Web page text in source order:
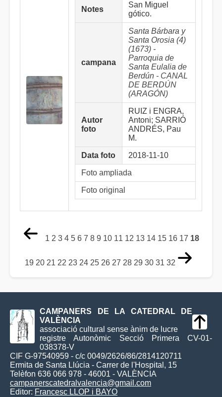
Notes
San Miguel
gótico.
campana
Santa Bárbara y
Santa Orosia (4)
(1673) -
Parroquia de
Santa Eulalia de
Berdún - CANAL
DE BERDÚN
(ARAGÓN)
Autor
foto
RUIZ i ENGRA,
Antoni; SARRIÓ
ANDRÉS, Pau
M.
Data foto 2018-11-10
Foto ampliada
Foto original
1 2 3 4 5 6 7 8 9 10 11 12 13 14 15 16 17 18
19 20 21 22 23 24 25 26 27 28 29 30 31 32
CAMPANERS DE LA CATEDRAL DE
VALÈNCIA
associació cultural sense ànim de lucre
registre Autonòmic Secció Primera CV-01-
038378-V
CIF G-97540959 - c/c 0049/2626/86/2814120711
Ermita de Santa Llúcia - Carrer de l'Hospital, 15
Telèfon 636 066 978 - 46001 - VALÈNCIA
campanerscatedralvalencia@gmail.com
Editor: Francesc LLOP i BAYO